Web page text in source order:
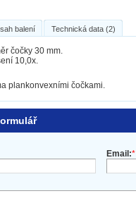
balení Technická data (2)
čočky 30 mm.
10,0x.
plankonvexními čočkami.
Email:*